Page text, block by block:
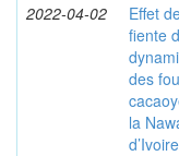
2022-04-02
Effet
fiente
des
la